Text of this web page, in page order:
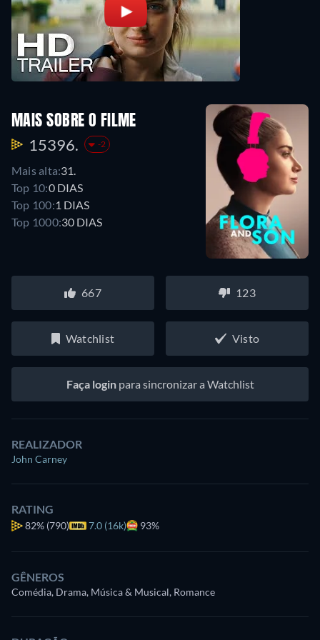
MAIS SOBRE O FILME
15396. -2
Mais alta:31.
Top 10:0 DIAS
Top 100:1 DIAS
Top 1000:30 DIAS
667 123
Watchlist Visto
Faça loginpara sincronizar a Watchlist
REALIZADOR
John Carney
RATING
82% (790) 7.0 (16k) 93%
GÊNEROS
Comédia, Drama, Música & Musical, Romance